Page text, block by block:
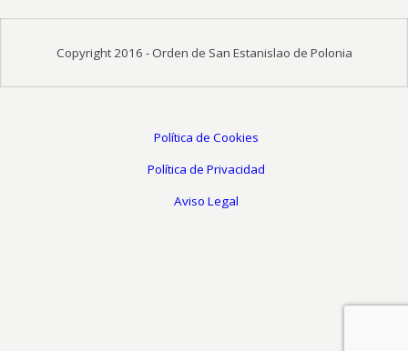
Copyright 2016 - Orden de San Estanislao de Polonia
Política de Cookies
Política de Privacidad
Aviso Legal